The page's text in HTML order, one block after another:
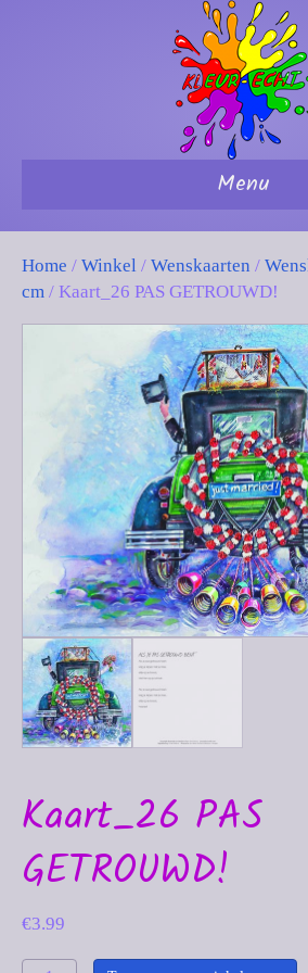
Menu
Home / Winkel / Wenskaarten /
cm / Kaart_26 PAS GETROUWD!
Kaart_26 PAS
GETROUWD!
€3.99